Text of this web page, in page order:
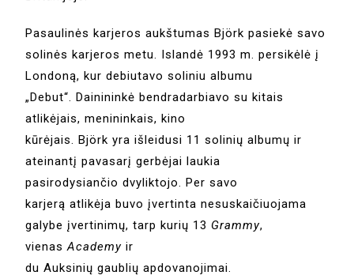
Pasaulinės karjeros aukštumas Björk pasiekė savo
solinės karjeros metu. Islandė 1993 m. persikėlė į
Londoną, kur debiutavo soliniu albumu
„Debut“. Dainininkė bendradarbiavo su kitais
atlikėjais, menininkais, kino
kūrėjais. Björk yra išleidusi 11 solinių albumų ir
ateinantį pavasarį gerbėjai laukia
pasirodysiančio dvyliktojo. Per savo
karjerą atlikėja buvo įvertinta nesuskaičiuojama
galybe įvertinimų, tarp kurių 13 Grammy,
vienasAcademy ir
du Auksinių gaublių apdovanojimai.